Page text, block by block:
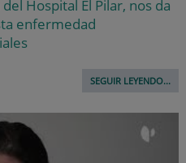
Hospital El Pilar, nos da
enfermedad
SEGUIR LEYENDO...